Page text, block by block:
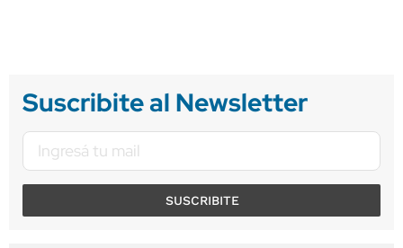
Suscribite al Newsletter
SUSCRIBITE